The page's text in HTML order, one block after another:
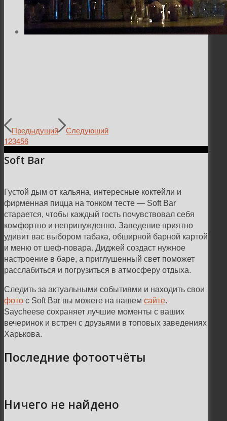
Предыдущий
Следующий
123456
Soft Bar
Густой дым от кальяна, интересные коктейли и
фирменная пицца на тонком тесте — Soft Bar
старается, чтобы каждый гость почувствовал себя
комфортно и непринужденно. Заведение приятно
удивит вас выбором табака, обширной барной картой
и меню от шеф-повара. Диджей создаст нужное
настроение в баре, а приглушенный свет поможет
расслабиться и погрузиться в атмосферу отдыха.
Следить за актуальными событиями и находить свои
фото с Soft Bar вы можете на нашем сайте.
Saycheese сохраняет лучшие моменты с ваших
вечеринок и встреч с друзьями в топовых заведениях
Харькова.
Последние фотоотчёты
Ничего не найдено